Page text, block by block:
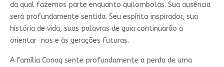
da qual fazemos parte enquanto quilombolas. Sua ausência
será profundamente sentida. Seu espírito inspirador, sua
história de vida, suas palavras de guia continuarão a
orientar-nos e às gerações futuras.
A família Conaq sente profundamente a perda de uma